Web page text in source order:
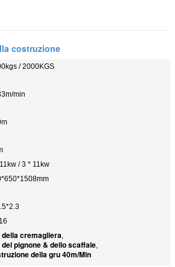
costruzione
/ 2000KGS
min
/ 3 * 11kw
della cremagliera,
pignone & dello scaffale,
della gru 40m/Min